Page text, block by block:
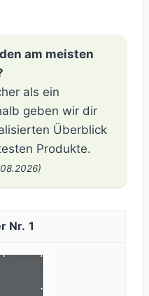
am meisten
als ein
geben wir dir
Überblick
Produkte.
1